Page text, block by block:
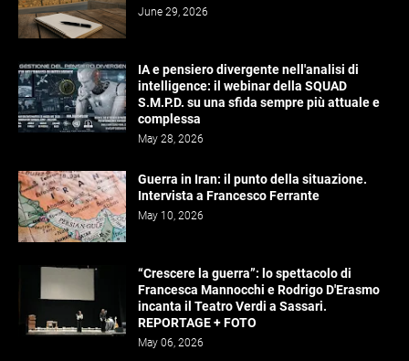
June 29, 2026
IA e pensiero divergente nell'analisi di
intelligence: il webinar della SQUAD
S.M.P.D. su una sfida sempre più attuale e
complessa
May 28, 2026
Guerra in Iran: il punto della situazione.
Intervista a Francesco Ferrante
May 10, 2026
“Crescere la guerra”: lo spettacolo di
Francesca Mannocchi e Rodrigo D'Erasmo
incanta il Teatro Verdi a Sassari.
REPORTAGE + FOTO
May 06, 2026